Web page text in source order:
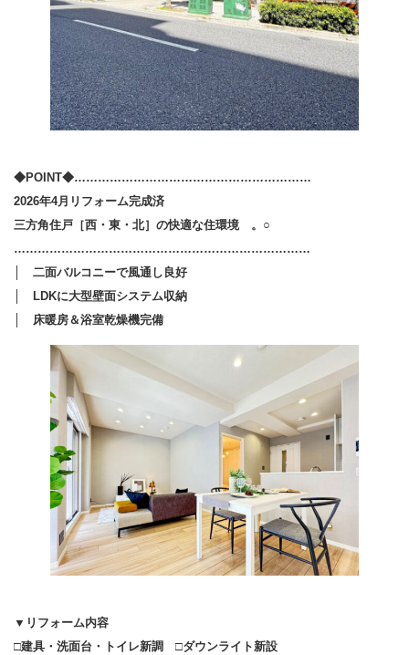
◆POINT◆……………………………………………………
2026年4月リフォーム完成済
三方角住戸［西・東・北］の快適な住環境 。○
…………………………………………………………………
│ 二面バルコニーで風通し良好
│ LDKに大型壁面システム収納
│ 床暖房＆浴室乾燥機完備
▼リフォーム内容
□建具・洗面台・トイレ新調 □ダウンライト新設